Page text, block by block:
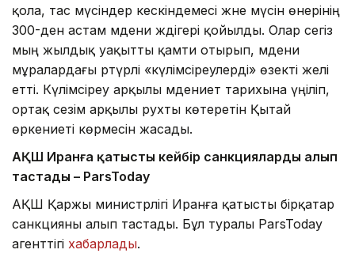
қола, тас мүсіндер кескіндемесі және мүсін өнерінің
300-ден астам мәдени жәдігері қойылды. Олар сегіз
мың жылдық уақытты қамти отырып, мәдени
мұралардағы әртүрлі «күлімсіреулерді» өзекті желі
етті. Күлімсіреу арқылы мәдениет тарихына үңіліп,
ортақ сезім арқылы рухты көтеретін Қытай
өркениеті көрмесін жасады.
АҚШ Иранға қатысты кейбір санкцияларды алып
тастады – ParsToday
АҚШ Қаржы министрлігі Иранға қатысты бірқатар
санкцияны алып тастады. Бұл туралы ParsToday
агенттігі хабарлады.